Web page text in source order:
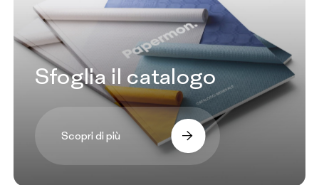
Sfoglia il catalogo
Scopri di più